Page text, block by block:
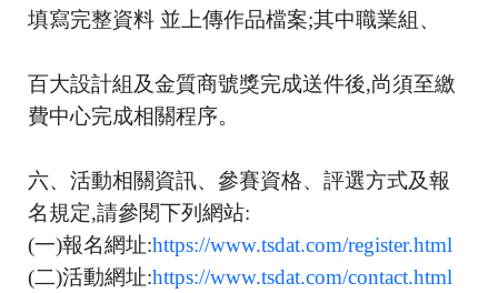
填寫完整資料 並上傳作品檔案;其中職業組、
百大設計組及金質商號獎完成送件後,尚須至繳
費中心完成相關程序。
六、活動相關資訊、參賽資格、評選方式及報
名規定,請參閱下列網站:
(一)報名網址:https://www.tsdat.com/register.html
(二)活動網址:https://www.tsdat.com/contact.html